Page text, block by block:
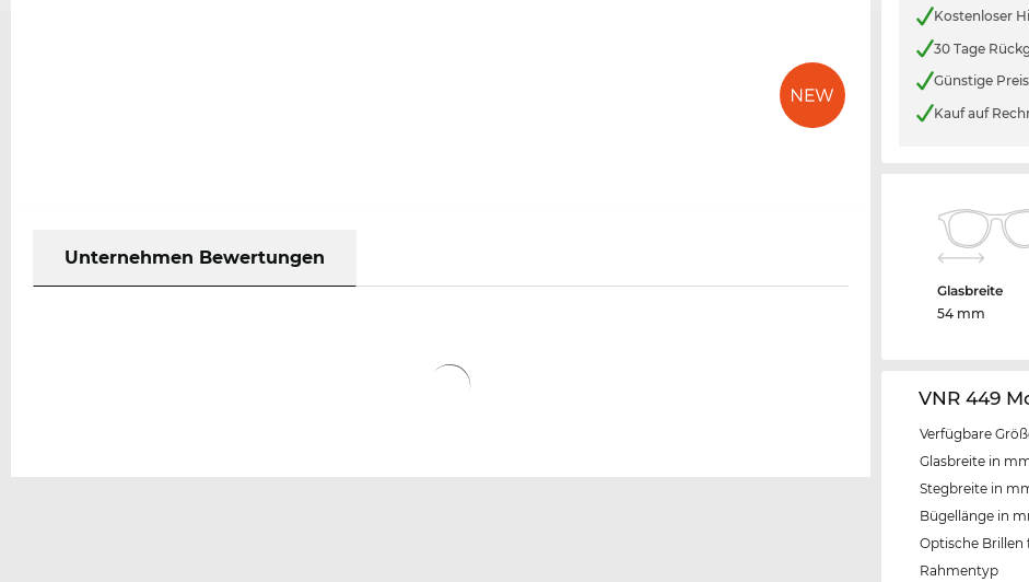
Unternehmen Bewertungen
Kostenloser
30 Tage
Günstige
Kauf auf
Glasbreite
54 mm
VNR 449
Verfügbare
Glasbreite in
Stegbreite in
Bügellänge in
Optische Brillen
Rahmentyp